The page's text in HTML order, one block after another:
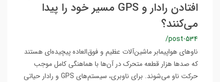
افتادن رادار و GPS مسیر خود را پیدا
می‌کنند؟
/post-534
ناوهای هواپیمابر ماشین‌آلات عظیم و فوق‌العاده پیچیده‌ای هستند
که صدها هزار قطعه متحرک در آن‌ها با هماهنگی کامل موجب
حرکت ناو می‌شوند. برای ناوبری، سیستم‌های GPS و رادار حیاتی